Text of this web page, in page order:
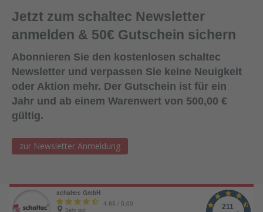
Jetzt zum schaltec Newsletter
anmelden & 50€ Gutschein sichern
Abonnieren Sie den kostenlosen schaltec
Newsletter und verpassen Sie keine Neuigkeit
oder Aktion mehr. Der Gutschein ist für ein
Jahr und ab einem Warenwert von 500,00 €
gültig.
zur Newsletter Anmeldung